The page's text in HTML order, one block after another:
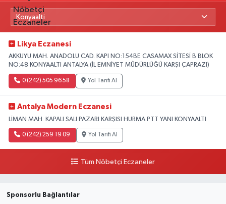
Likya Eczanesi
AKKUYU MAH. ANADOLU CAD. KAPI NO:154BE CASAMAX SİTESİ B BLOK
NO:48 KONYAALTI ANTALYA (İL EMNİYET MÜDÜRLÜĞÜ KARŞI ÇAPRAZI)
0 (242) 505 96 58 Yol Tarifi Al
Antalya Modern Eczanesi
LİMAN MAH. KAPALI SALI PAZARI KARŞISI HURMA PTT YANI KONYAALTI
0 (242) 259 19 09 Yol Tarifi Al
Tüm Nöbetçi Eczaneler
Sponsorlu Bağlantılar